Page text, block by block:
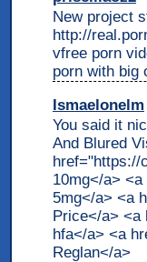
New project
http://
vfree porn
porn with big
Ismaelonelm
You said it
And Blured
href="https://
10mg</a>
5mg</a> <a
Price</a> <a
hfa</a> <a
Reglan</a>